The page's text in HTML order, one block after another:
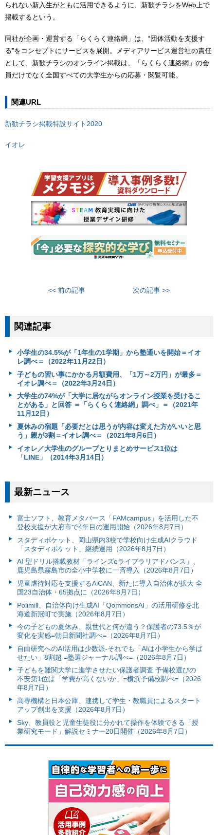
られない新入生がともに活用できるように、新歓チラシをWeb上で
掲載するという。
同社が企画・運営する「らくらく連絡網」は、“団体活動を支援す
る”をコンセプトにサービスを展開。メディアサービス運営社の責任
として、新歓チラシのオンライン掲載は、「らくらく連絡網」の会
員だけでなく全国すべての大学生からの応募・閲覧可能。
関連URL
新勧チラシ掲載特設サイト2020
イオレ
<< 前の記事 次の記事 >>
関連記事
小学生の34.5%が「1年生の1学期」から塾通いを開始＝イオ
レ調べ＝（2022年11月22日）
子どもの習い事にかかる月額費用、「1万～2万円」が最多＝
イオレ調べ＝（2022年3月24日）
大学生の74%が「大学に居ながらオンライン授業を受けるこ
とがある」と回答 ＝「らくらく連絡網」調べ」＝（2021年
11月12日）
夏休みの宿題「必要だとは思うが内容は変えた方がいいと思
う」親が3割＝イオレ調べ＝（2021年8月6日）
イオレ／大学生のグループとりまとめサービス1位は
「LINE」（2014年3月14日）
最新ニュース
富⼠ソフト、教育メタバース「FAMcampus」を活用した不
登校支援が大府市で4年目の運用開始（2026年8月7日）
スタディポケット、岡山県内3校で学校向け生成AIクラウド
「スタディポケット」継続運用（2026年8月7日）
AI 型ドリル搭載教材「ラインズeライブラリアドバンス」、
鹿児島県霧島市の全小中学校に一斉導入（2026年8月7日）
児童虐待対応を支援するAiCAN、新たに導入自治体が拡大 全
国23自治体・65拠点に（2026年8月7日）
Polimill、自治体向け生成AI「QommonsAI」の活用研修を北
海道新冠町で実施（2026年8月7日）
今の子どもの夏休み、親世代と何が違う？保護者の73.5％が
変化を実感=朝日新聞社調べ=（2026年8月7日）
自由研究へのAI活用は少数派-それでも「AIは小学生から学ば
せたい」8割超 =塾選ジャーナル調べ=（2026年8月7日）
子どもを難関大学に進学させたい保護者調査 予備校選びの
不安第1位は「学費が高くないか」=横浜予備校調べ=（2026
年8月7日）
高専機構と日本公庫、連携して学生・教職員によるスタート
アップ創出を支援（2026年8月7日）
Sky、教員役と児童生徒役に分かれて操作を体験できる「授
業研究モード」解説セミナー20日開催（2026年8月7日）